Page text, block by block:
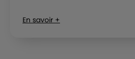
En savoir +